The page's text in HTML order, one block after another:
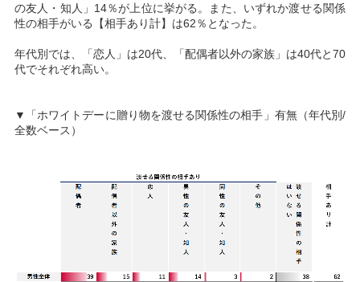
の友人・知人」14％が上位に挙がる。また、いずれか渡せる関係
性の相手がいる【相手あり計】は62％となった。
年代別では、「恋人」は20代、「配偶者以外の家族」は40代と70
代でそれぞれ高い。
▼「ホワイトデーに贈り物を渡せる関係性の相手」有無（年代別/
全数ベース）